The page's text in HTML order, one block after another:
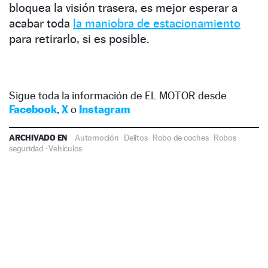
bloquea la visión trasera, es mejor esperar a
acabar toda la maniobra de estacionamiento
para retirarlo, si es posible.
Sigue toda la información de EL MOTOR desde
Facebook, Xo Instagram
ARCHIVADO EN Automoción · Delitos· Robo de coches· Robos·
seguridad ·Vehículos